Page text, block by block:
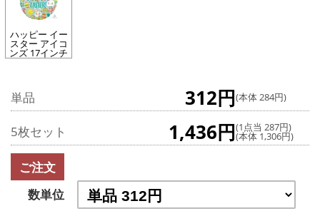
ハッピー イー
スター アイコ
ンズ 17インチ
単品 312円(本体 284円)
5枚セット 1,436円(1点当 287円)
(本体 1,306円)
ご注文
数単位